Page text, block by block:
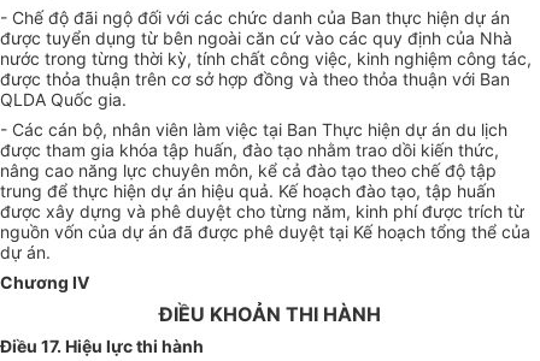
- Chế độ đãi ngộ đối với các chức danh của Ban thực hiện dự án
được tuyển dụng từ bên ngoài căn cứ vào các quy định của Nhà
nước trong từng thời kỳ, tính chất công việc, kinh nghiệm công tác,
được thỏa thuận trên cơ sở hợp đồng và theo thỏa thuận với Ban
QLDA Quốc gia.
- Các cán bộ, nhân viên làm việc tại Ban Thực hiện dự án du lịch
được tham gia khóa tập huấn, đào tạo nhằm trao dồi kiến thức,
nâng cao năng lực chuyên môn, kể cả đào tạo theo chế độ tập
trung để thực hiện dự án hiệu quả. Kế hoạch đào tạo, tập huấn
được xây dựng và phê duyệt cho từng năm, kinh phí được trích từ
nguồn vốn của dự án đã được phê duyệt tại Kế hoạch tổng thể của
dự án.
Chương IV
ĐIỀU KHOẢN THI HÀNH
Điều 17. Hiệu lực thi hành